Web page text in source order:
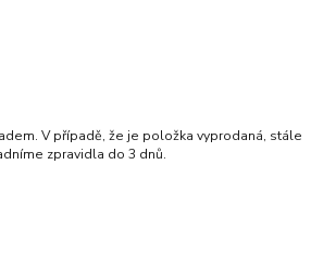
V případě, že je položka vyprodaná, stále
zpravidla do 3 dnů.